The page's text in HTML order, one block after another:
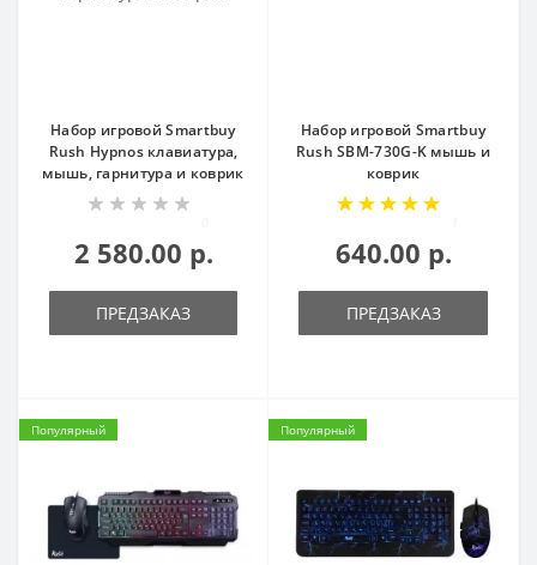
Набор игровой Smartbuy
Rush Hypnos клавиатура,
мышь, гарнитура и коврик
2 580.00 р.
ПРЕДЗАКАЗ
Набор игровой Smartbuy
Rush SBM-730G-K мышь и
коврик
640.00 р.
ПРЕДЗАКАЗ
Популярный Популярный